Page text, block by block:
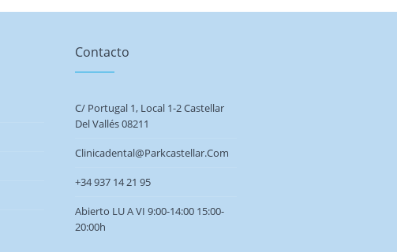
Contacto
C/ Portugal 1, Local 1-2 Castellar
Del Vallés 08211
Clinicadental@parkcastellar.com
+34 937 14 21 95
Abierto LU A VI 9:00-14:00 15:00-
20:00h